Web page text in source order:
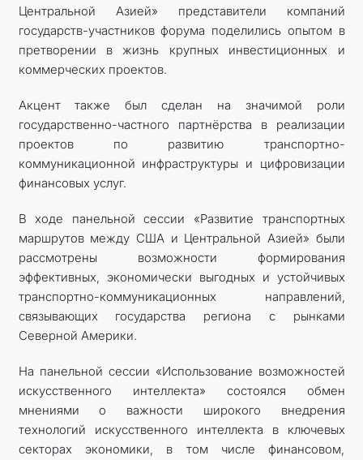
Центральной Азией» представители компаний
государств-участников форума поделились опытом в
претворении в жизнь крупных инвестиционных и
коммерческих проектов.
Акцент также был сделан на значимой роли
государственно-частного партнёрства в реализации
проектов по развитию транспортно-
коммуникационной инфраструктуры и цифровизации
финансовых услуг.
В ходе панельной сессии «Развитие транспортных
маршрутов между США и Центральной Азией» были
рассмотрены возможности формирования
эффективных, экономически выгодных и устойчивых
транспортно-коммуникационных направлений,
связывающих государства региона с рынками
Северной Америки.
На панельной сессии «Использование возможностей
искусственного интеллекта» состоялся обмен
мнениями о важности широкого внедрения
технологий искусственного интеллекта в ключевых
секторах экономики, в том числе финансовом,